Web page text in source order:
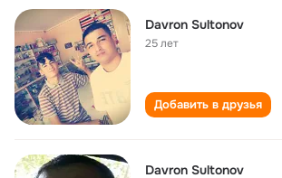
Davron Sultonov
25 лет
Добавить в друзья
Davron Sultonov